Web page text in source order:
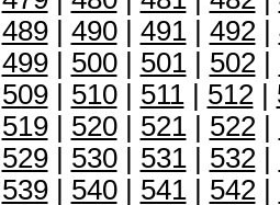
489| 490| 491| 492|
499| 500| 501| 502|
509| 510| 511| 512|
519| 520| 521| 522|
529| 530| 531| 532|
539| 540| 541| 542|